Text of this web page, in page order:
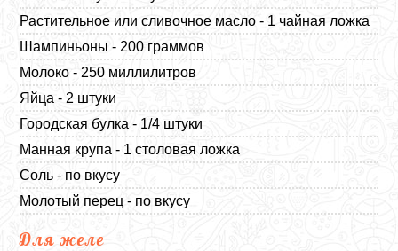
Растительное или сливочное масло - 1 чайная ложка
Шампиньоны - 200 граммов
Молоко - 250 миллилитров
Яйца - 2 штуки
Городская булка - 1/4 штуки
Манная крупа - 1 столовая ложка
Соль - по вкусу
Молотый перец - по вкусу
Для желе